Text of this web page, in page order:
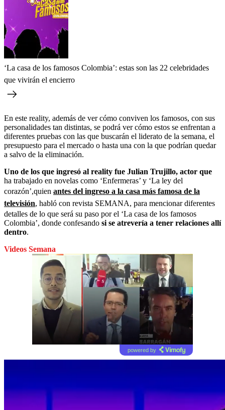
‘La casa de los famosos Colombia’: estas son las 22 celebridades
que vivirán el encierro
En este reality, además de ver cómo conviven los famosos, con sus
personalidades tan distintas, se podrá ver cómo estos se enfrentan a
diferentes pruebas con las que buscarán el liderato de la semana, el
presupuesto para el mercado o hasta una con la que podrían quedar
a salvo de la eliminación.
Uno de los que ingresó al reality fue Julian Trujillo, actor que
ha trabajado en novelas como ‘Enfermeras’ y ‘La ley del
corazón’,quien antes del ingreso a la casa más famosa de la
televisión, habló con revista SEMANA, para mencionar diferentes
detalles de lo que será su paso por el ‘La casa de los famosos
Colombia’, donde confesando si se atrevería a tener relaciones allí
dentro.
Videos Semana
powered by